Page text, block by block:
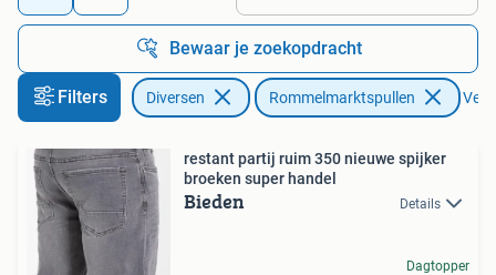
Bewaar je zoekopdracht
Filters Diversen Rommelmarktspullen
restant partij ruim 350 nieuwe spijker
broeken super handel
Bieden Details
Dagtopper